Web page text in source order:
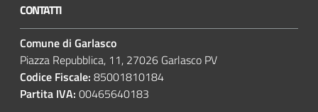
CONTATTI
Comune di Garlasco
Piazza Repubblica, 11, 27026 Garlasco PV
Codice Fiscale: 85001810184
Partita IVA: 00465640183